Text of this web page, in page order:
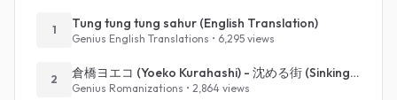
1 Tung tung tung sahur (English Translation)
Genius English Translations • 6,295 views
2 倉橋ヨエコ (Yoeko Kurahashi) - 沈める街 (Sinking Town) (Romanized)
Genius Romanizations • 2,864 views